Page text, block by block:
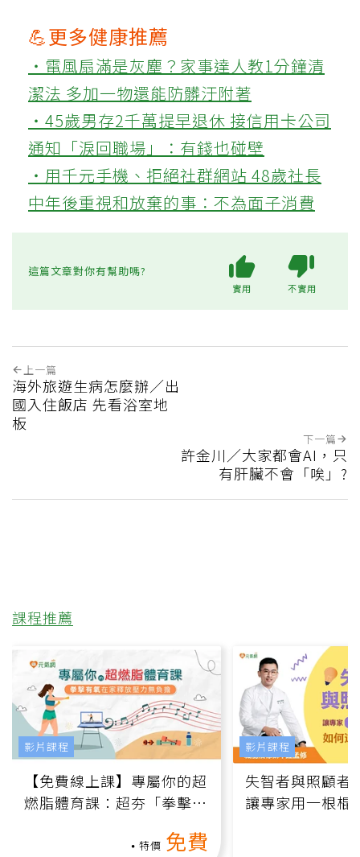
💪更多健康推薦
‧電風扇滿是灰塵？家事達人教1分鐘清
潔法 多加一物還能防髒汙附著
‧45歲男存2千萬提早退休 接信用卡公司
通知「淚回職場」：有錢也碰壁
‧用千元手機、拒絕社群網站 48歲社長
中年後重視和放棄的事：不為面子消費
這篇文章對你有幫助嗎?
實用 不實用
上一篇
海外旅遊生病怎麼辦／出
國入住飯店 先看浴室地
板
下一篇
許金川／大家都會AI，只
有肝臟不會「唉」?
課程推薦
【免費線上課】專屬你的超
燃脂體育課：超夯「拳擊有
特價 免費
影片課程
失智者與照顧者
讓專家用一根棍
影片課程